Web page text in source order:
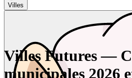
Villes
Villes Futures —
municipales 2026